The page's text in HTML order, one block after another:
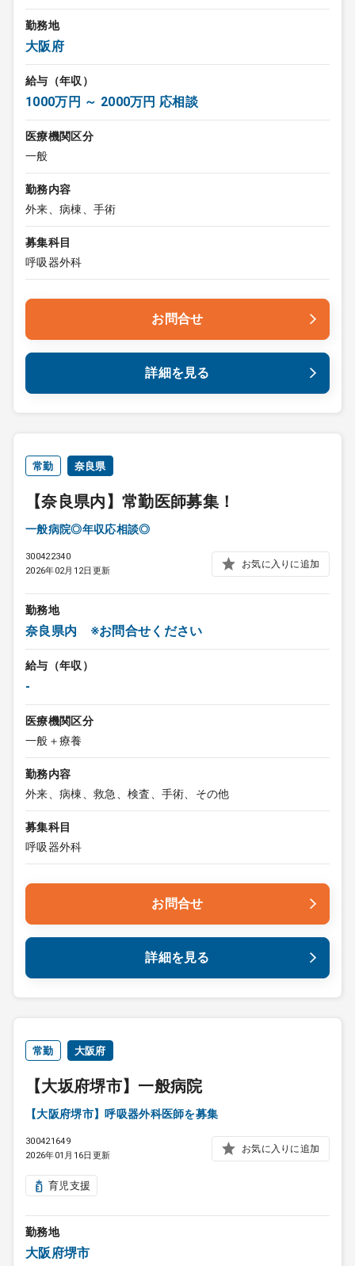
勤務地
大阪府
給与（年収）
1000万円 ～ 2000万円 応相談
医療機関区分
一般
勤務内容
外来、病棟、手術
募集科目
呼吸器外科
お問合せ
詳細を見る
常勤 奈良県
【奈良県内】常勤医師募集！
一般病院◎年収応相談◎
300422340
2026年02月12日更新
お気に入りに追加
勤務地
奈良県内 ※お問合せください
給与（年収）
-
医療機関区分
一般＋療養
勤務内容
外来、病棟、救急、検査、手術、その他
募集科目
呼吸器外科
お問合せ
詳細を見る
常勤 大阪府
【大坂府堺市】一般病院
【大阪府堺市】呼吸器外科医師を募集
300421649
2026年01月16日更新
お気に入りに追加
育児支援
勤務地
大阪府堺市